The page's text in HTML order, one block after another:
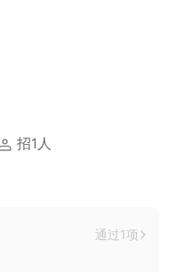
招1人
通过1项